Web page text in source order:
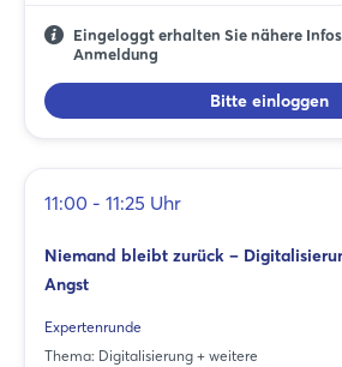
Eingeloggt erhalten Sie nähere
Anmeldung
Bitte einloggen
11:00 - 11:25 Uhr
Niemand bleibt zurück –
Angst
Expertenrunde
Thema: Digitalisierung + weitere